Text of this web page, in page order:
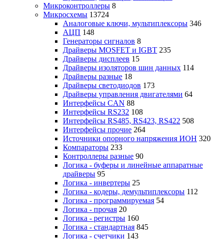
Микроконтроллеры 8
Микросхемы 13724
Аналоговые ключи, мультиплексоры 346
АЦП 148
Генераторы сигналов 8
Драйверы MOSFET и IGBT 235
Драйверы дисплеев 15
Драйверы изоляторов шин данных 114
Драйверы разные 18
Драйверы светодиодов 173
Драйверы управления двигателями 64
Интерфейсы CAN 88
Интерфейсы RS232 108
Интерфейсы RS485, RS423, RS422 508
Интерфейсы прочие 264
Источники опорного напряжения ИОН 320
Компараторы 233
Контроллеры разные 90
Логика - буферы и линейные аппаратные
драйверы 95
Логика - инвертеры 25
Логика - кодеры, демультиплексоры 112
Логика - программируемая 54
Логика - прочая 20
Логика - регистры 160
Логика - стандартная 845
Логика - счетчики 143